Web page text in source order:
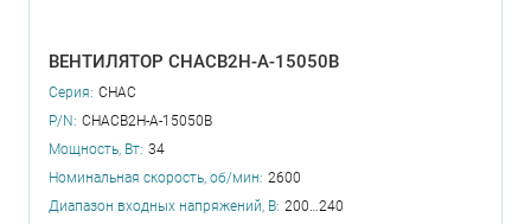
ВЕНТИЛЯТОР CHACB2H-A-15050B
Серия: CHAC
P/N: CHACB2H-A-15050B
Мощность, Вт: 34
Номинальная скорость, об/мин: 2600
Диапазон входных напряжений, В: 200…240